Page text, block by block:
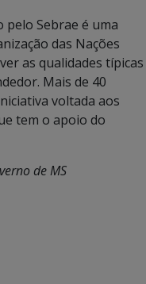
pelo Sebrae é uma
das Nações
as qualidades típicas
Mais de 40
voltada aos
tem o apoio do
de MS